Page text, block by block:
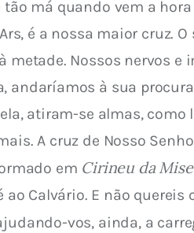
má quando vem a
é a nossa maior cruz. O
Nossos nervos
andaríamos à sua
atiram-se almas,
A cruz de Nosso
em Cirineu da
Calvário. E não quereis
vos, ainda, a